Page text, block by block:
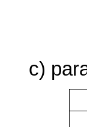
c)